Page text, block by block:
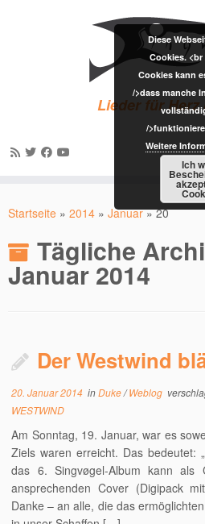
Inhalt
Lieder für Herz
Startseite » 2014 » Januar » 20
Tägliche
Januar 2014
Der Westwind
20. Januar 2014 inDuke/Weblog
WESTWIND
Am Sonntag, 19. Januar, war es
Ziels waren erreicht. Das bedeutet:
das 6. Singvøgel-Album kann
ansprechenden Cover (Digipack
Danke – an alle, die das
Diese
Cookies. <br
Cookies kann
/>dass manche
/
Weitere
Ich